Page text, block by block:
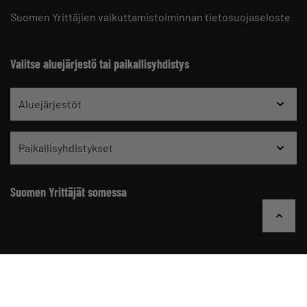
Suomen Yrittäjien vaikuttamistoiminnan tietosuojaseloste
Valitse aluejärjestö tai paikallisyhdistys
Aluejärjestöt
Paikallisyhdistykset
Suomen Yrittäjät somessa